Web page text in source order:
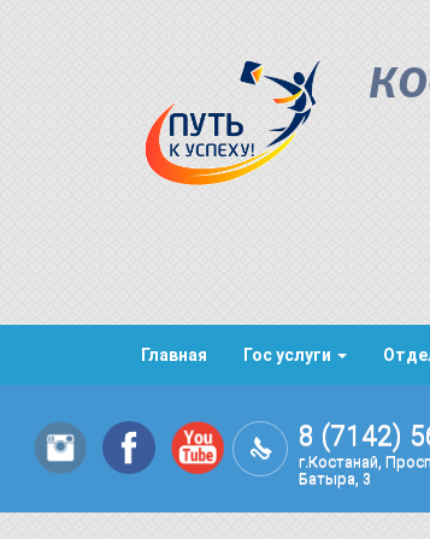
Главная Гос услуги
8 (7142)
г.Костанай,
Батыра, 3